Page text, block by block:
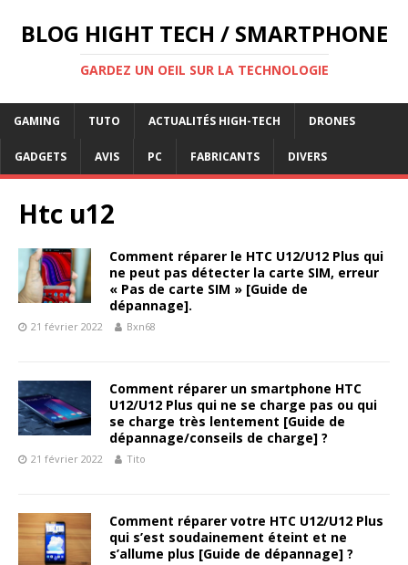
BLOG HIGHT TECH / SMARTPHONE
GARDEZ UN OEIL SUR LA TECHNOLOGIE
GAMING TUTO ACTUALITÉS HIGH-TECH DRONES
GADGETS AVIS PC FABRICANTS DIVERS
Htc u12
Comment réparer le HTC U12/U12 Plus qui
ne peut pas détecter la carte SIM, erreur
« Pas de carte SIM » [Guide de
dépannage].
21 février 2022 Bxn68
Comment réparer un smartphone HTC
U12/U12 Plus qui ne se charge pas ou qui
se charge très lentement [Guide de
dépannage/conseils de charge] ?
21 février 2022 Tito
Comment réparer votre HTC U12/U12 Plus
qui s’est soudainement éteint et ne
s’allume plus [Guide de dépannage] ?